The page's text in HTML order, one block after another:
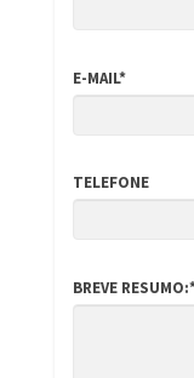
E-MAIL*
TELEFONE
BREVE